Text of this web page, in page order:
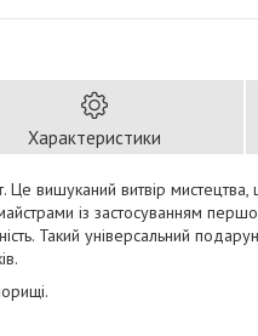
Характеристики
вишуканий витвір мистецтва,
із застосуванням
Такий універсальний